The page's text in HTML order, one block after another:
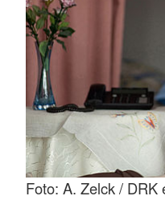
Foto: A. Zelck / DRK